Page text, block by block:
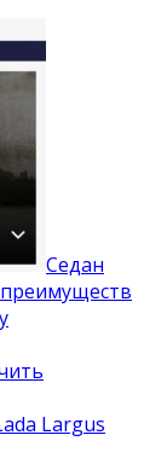
Седан
Largus